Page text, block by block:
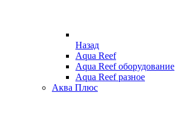
Назад
Aqua Reef
Aqua Reef оборудование
Aqua Reef разное
Аква Плюс